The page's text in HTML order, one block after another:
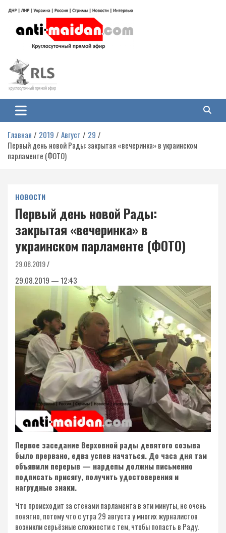
содержимому
Антимайдан: Гражданская война
на Украине
гражданской войне на Украине, включая события в Новороссии, ДНР,
ЛНР и других регионах.
Главная 2019 Август
29
Первый день новой Рады: закрытая «вечеринка» в украинском
парламенте (ФОТО)
НОВОСТИ
Первый день новой Рады:
закрытая «вечеринка» в
украинском парламенте (ФОТО)
29.08.2019
29.08.2019 — 12:43
Первое заседание Верховной рады девятого созыва
было прервано, едва успев начаться. До часа дня там
объявили перерыв — нардепы должны письменно
подписать присягу, получить удостоверения и
нагрудные знаки.
Что происходит за стенами парламента в эти минуты, не очень
понятно, потому что с утра 29 августа у многих журналистов
возникли серьёзные сложности с тем, чтобы попасть в Раду.